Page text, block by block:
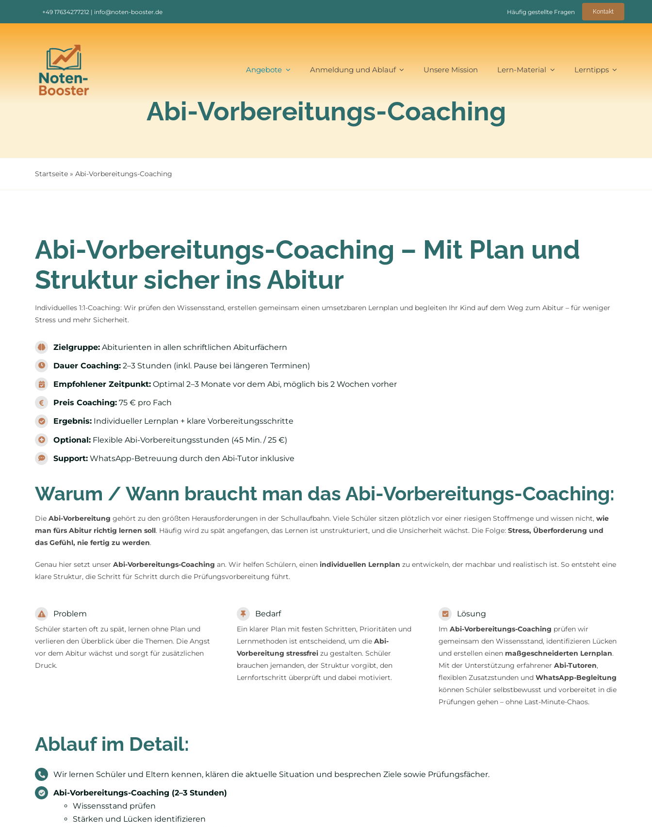
+49 17634277212 | info@noten-booster.de Häufig gestellte Fragen Kontakt
Angebote Anmeldung und Ablauf Unsere Mission Lern-Material Lerntipps
Abi-Vorbereitungs-Coaching
Startseite » Abi-Vorbereitungs-Coaching
Abi-Vorbereitungs-Coaching – Mit Plan und
Struktur sicher ins Abitur
Individuelles 1:1-Coaching: Wir prüfen den Wissensstand, erstellen gemeinsam einen umsetzbaren Lernplan und begleiten Ihr Kind auf dem Weg zum Abitur – für weniger
Stress und mehr Sicherheit.
Zielgruppe: Abiturienten in allen schriftlichen Abiturfächern
Dauer Coaching: 2–3 Stunden (inkl. Pause bei längeren Terminen)
Empfohlener Zeitpunkt: Optimal 2–3 Monate vor dem Abi, möglich bis 2 Wochen vorher
Preis Coaching: 75 € pro Fach
Ergebnis: Individueller Lernplan + klare Vorbereitungsschritte
Optional: Flexible Abi-Vorbereitungsstunden (45 Min. / 25 €)
Support: WhatsApp-Betreuung durch den Abi-Tutor inklusive
Warum / Wann braucht man das Abi-Vorbereitungs-Coaching:
Die Abi-Vorbereitung gehört zu den größten Herausforderungen in der Schullaufbahn. Viele Schüler sitzen plötzlich vor einer riesigen Stoffmenge und wissen nicht, wie
man fürs Abitur richtig lernen soll. Häufig wird zu spät angefangen, das Lernen ist unstrukturiert, und die Unsicherheit wächst. Die Folge: Stress, Überforderung und
das Gefühl, nie fertig zu werden.
Genau hier setzt unser Abi-Vorbereitungs-Coaching an. Wir helfen Schülern, einen individuellen Lernplan zu entwickeln, der machbar und realistisch ist. So entsteht eine
klare Struktur, die Schritt für Schritt durch die Prüfungsvorbereitung führt.
Problem
Schüler starten oft zu spät, lernen ohne Plan und
verlieren den Überblick über die Themen. Die Angst
vor dem Abitur wächst und sorgt für zusätzlichen
Druck.
Bedarf
Ein klarer Plan mit festen Schritten, Prioritäten und
Lernmethoden ist entscheidend, um die Abi-
Vorbereitung stressfreizu gestalten. Schüler
brauchen jemanden, der Struktur vorgibt, den
Lernfortschritt überprüft und dabei motiviert.
Lösung
Im Abi-Vorbereitungs-Coaching prüfen wir
gemeinsam den Wissensstand, identifizieren Lücken
und erstellen einen maßgeschneiderten Lernplan.
Mit der Unterstützung erfahrener Abi-Tutoren,
flexiblen Zusatzstunden und WhatsApp-Begleitung
können Schüler selbstbewusst und vorbereitet in die
Prüfungen gehen – ohne Last-Minute-Chaos.
Ablauf im Detail:
Wir lernen Schüler und Eltern kennen, klären die aktuelle Situation und besprechen Ziele sowie Prüfungsfächer.
Abi-Vorbereitungs-Coaching (2–3 Stunden)
Wissensstand prüfen
Stärken und Lücken identifizieren